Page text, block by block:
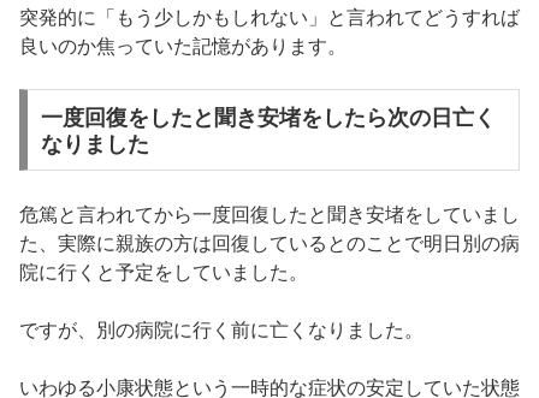
突発的に「もう少しかもしれない」と言われてどうすれば
良いのか焦っていた記憶があります。
一度回復をしたと聞き安堵をしたら次の日亡く
なりました
危篤と言われてから一度回復したと聞き安堵をしていまし
た、実際に親族の方は回復しているとのことで明日別の病
院に行くと予定をしていました。
ですが、別の病院に行く前に亡くなりました。
いわゆる小康状態という一時的な症状の安定していた状態